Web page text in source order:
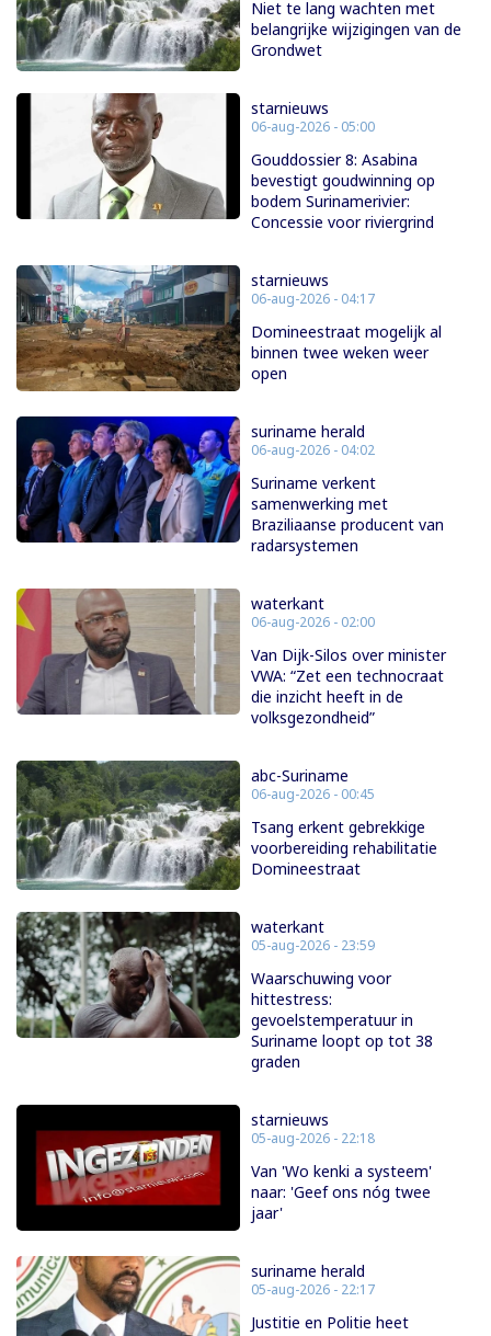
Niet te lang wachten met
belangrijke wijzigingen van de
Grondwet
starnieuws
06-aug-2026 - 05:00
Gouddossier 8: Asabina
bevestigt goudwinning op
bodem Surinamerivier:
Concessie voor riviergrind
starnieuws
06-aug-2026 - 04:17
Domineestraat mogelijk al
binnen twee weken weer
open
suriname herald
06-aug-2026 - 04:02
Suriname verkent
samenwerking met
Braziliaanse producent van
radarsystemen
waterkant
06-aug-2026 - 02:00
Van Dijk-Silos over minister
VWA: “Zet een technocraat
die inzicht heeft in de
volksgezondheid”
abc-Suriname
06-aug-2026 - 00:45
Tsang erkent gebrekkige
voorbereiding rehabilitatie
Domineestraat
waterkant
05-aug-2026 - 23:59
Waarschuwing voor
hittestress:
gevoelstemperatuur in
Suriname loopt op tot 38
graden
starnieuws
05-aug-2026 - 22:18
Van 'Wo kenki a systeem'
naar: 'Geef ons nóg twee
jaar'
suriname herald
05-aug-2026 - 22:17
Justitie en Politie heet